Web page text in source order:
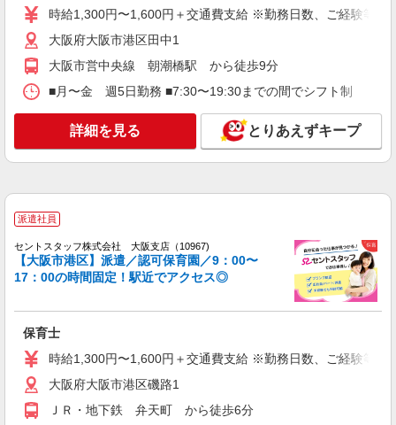
8,000円）
キープ 詳細を見る
派遣社員
株式会社ブレイブ（マイナビグループ）/MD27
保育士（要資格） ◆保育園、学童施設、企業
時給1,300円〜1,500円＋交通費 ※給与幅は経
験・能力による ◆支払い方法 ＊日払い・週払い可
大阪府大阪市港区 【最寄駅】 ◆各線「弁天町
ロ中央線「大阪港駅」 ★その他、近隣に多数勤務
アルバイト パート
株式会社トラストグロース西日本 大阪本社
保育園内での保育業務（資格必須）
大阪府大阪市港区
時給1,300円〜1,600円＋交通費支給 ※勤務日数、ご経験等に
大阪府大阪市港区田中1
大阪市営中央線 朝潮橋駅 から徒歩9分
■月〜金 週5日勤務 ■7:30〜19:30までの間でシフト制 （
詳細を見る とりあえずキープ
派遣社員
セントスタッフ株式会社 大阪支店（10967)
【大阪市港区】派遣／認可保育園／9：00〜
17：00の時間固定！駅近でアクセス◎
保育士
時給1,300円〜1,600円＋交通費支給 ※勤務日数、ご経験等に
大阪府大阪市港区磯路1
ＪＲ・地下鉄 弁天町 から徒歩6分